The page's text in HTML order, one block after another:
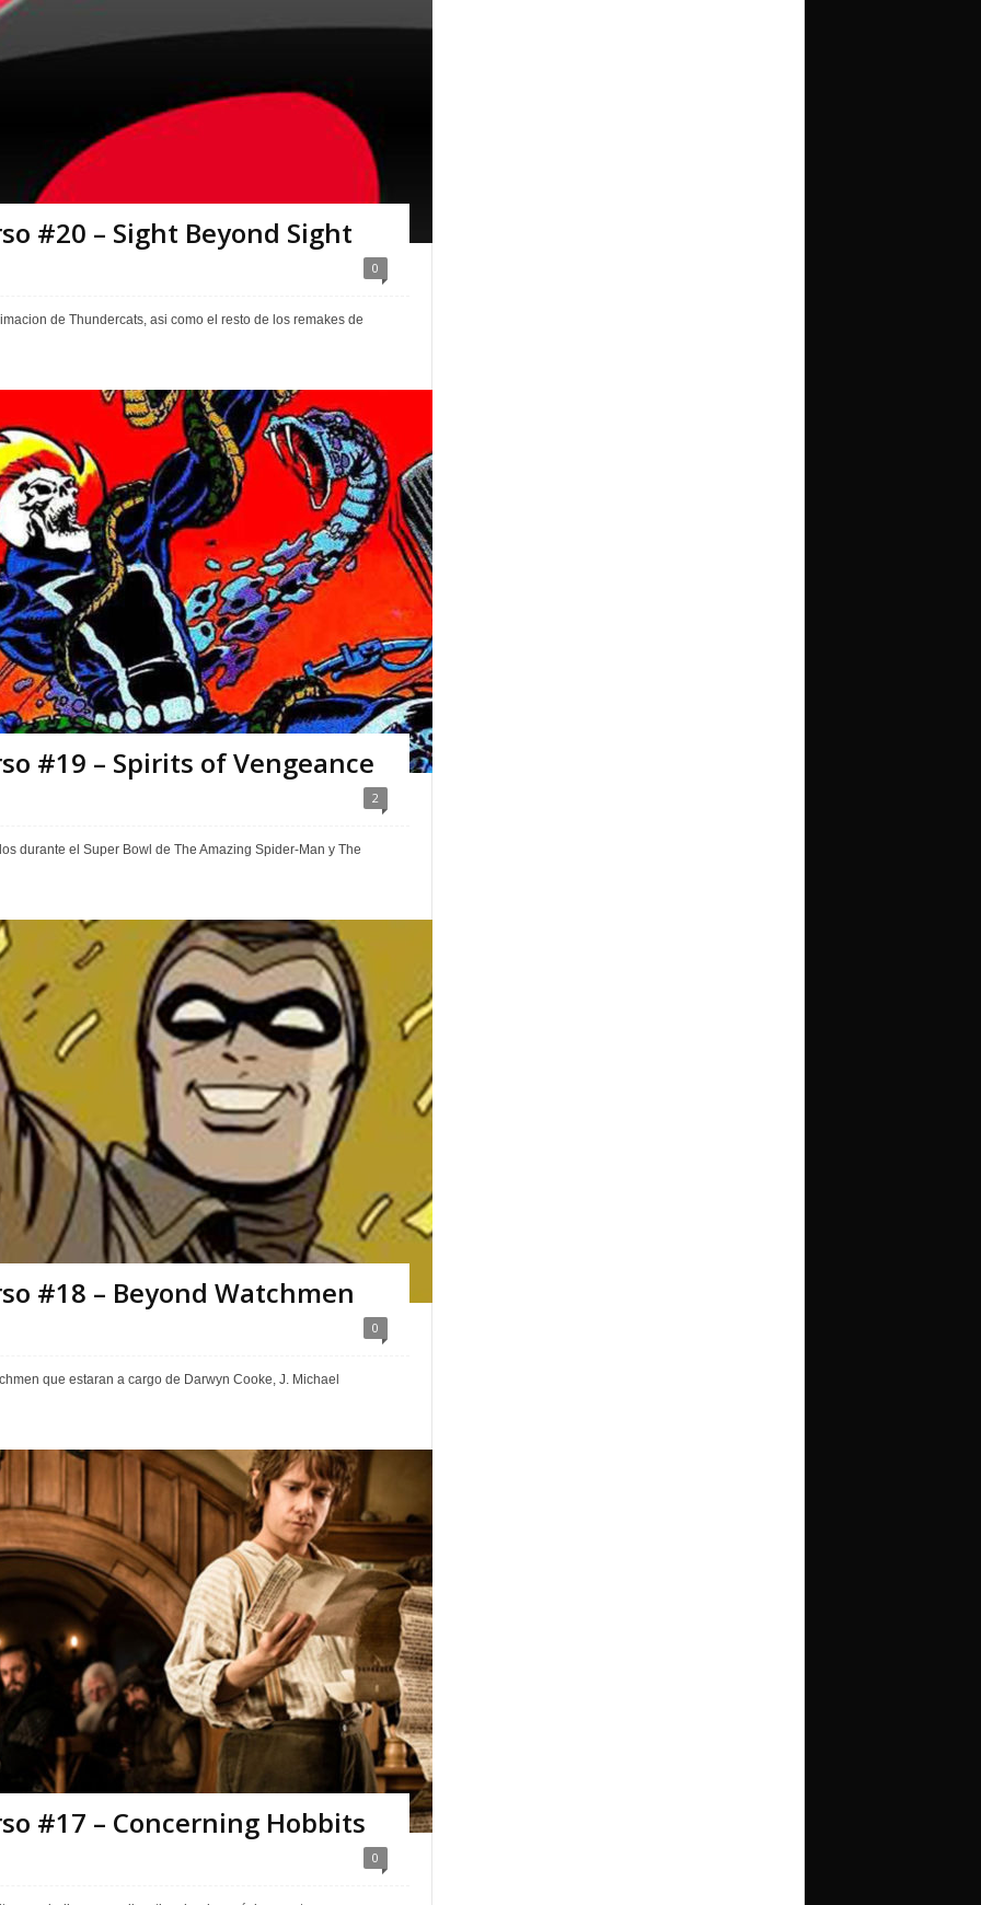
#20 – Sight Beyond Sight
0
de Thundercats, asi como el resto de los remakes de
#19 – Spirits of Vengeance
2
durante el Super Bowl de The Amazing Spider-Man y The
#18 – Beyond Watchmen
0
que estaran a cargo de Darwyn Cooke, J. Michael
#17 – Concerning Hobbits
0